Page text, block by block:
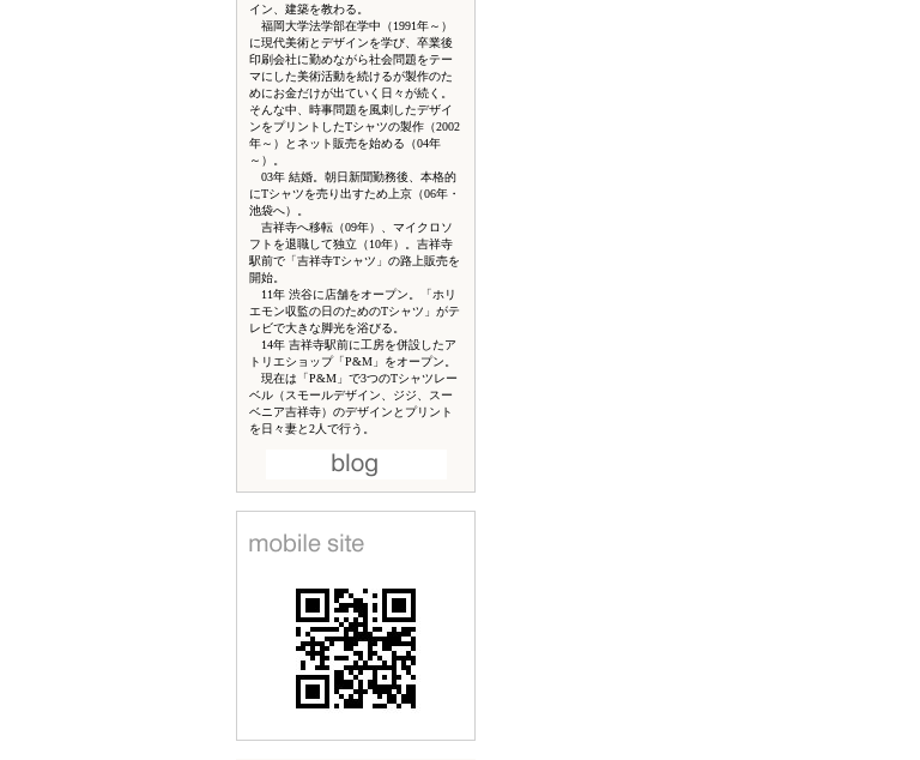
イン、建築を教わる。
福岡大学法学部在学中（1991年～）
に現代美術とデザインを学び、卒業後
印刷会社に勤めながら社会問題をテー
マにした美術活動を続けるが製作のた
めにお金だけが出ていく日々が続く。
そんな中、時事問題を風刺したデザイ
ンをプリントしたTシャツの製作（2002
年～）とネット販売を始める（04年
～）。
03年 結婚。朝日新聞勤務後、本格的
にTシャツを売り出すため上京（06年・
池袋へ）。
吉祥寺へ移転（09年）、マイクロソ
フトを退職して独立（10年）。吉祥寺
駅前で「吉祥寺Tシャツ」の路上販売を
開始。
11年 渋谷に店舗をオープン。「ホリ
エモン収監の日のためのTシャツ」がテ
レビで大きな脚光を浴びる。
14年 吉祥寺駅前に工房を併設したア
トリエショップ「P&M」をオープン。
現在は「P&M」で3つのTシャツレー
ベル（スモールデザイン、ジジ、スー
ベニア吉祥寺）のデザインとプリント
を日々妻と2人で行う。